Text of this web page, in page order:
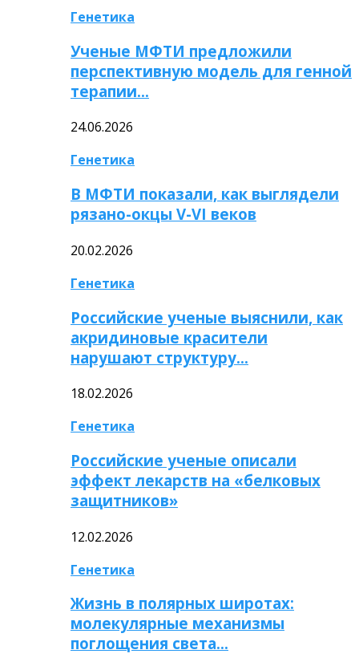
Генетика
Ученые МФТИ предложили
перспективную модель для генной
терапии…
24.06.2026
Генетика
В МФТИ показали, как выглядели
рязано-окцы V-VI веков
20.02.2026
Генетика
Российские ученые выяснили, как
акридиновые красители
нарушают структуру…
18.02.2026
Генетика
Российские ученые описали
эффект лекарств на «белковых
защитников»
12.02.2026
Генетика
Жизнь в полярных широтах:
молекулярные механизмы
поглощения света…